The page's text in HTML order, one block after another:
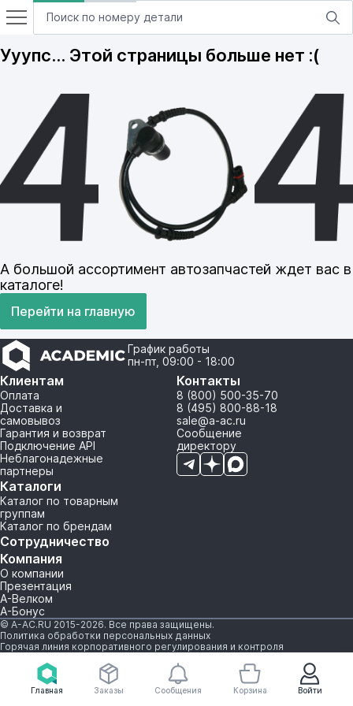
Главная Войти
Заказы Сообщения Корзина
Ууупс… Этой страницы больше нет :(
А большой ассортимент автозапчастей ждет вас в
каталоге!
Перейти на главную
График работы
пн-пт, 09:00 - 18:00
Клиентам
Оплата
Доставка и
самовывоз
Гарантия и возврат
Подключение API
Неблагонадежные
партнеры
Каталоги
Каталог по товарным
группам
Каталог по брендам
Сотрудничество
Компания
О компании
Презентация
А-Велком
А-Бонус
Контакты
8 (800) 500-35-70
8 (495) 800-88-18
sale@a-ac.ru
Сообщение
директору
© A-AC.RU 2015-2026. Все права защищены.
Политика обработки персональных данных
Горячая линия корпоративного регулирования и контроля